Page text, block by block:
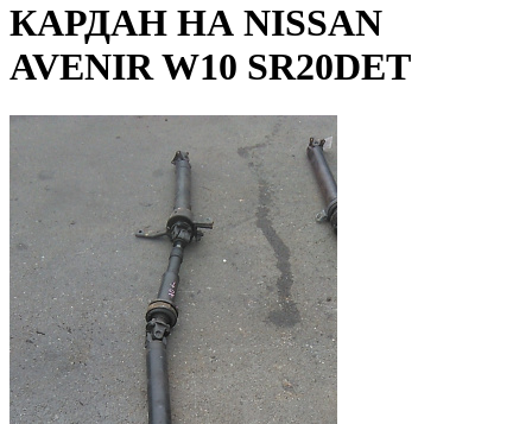
КАРДАН НА NISSAN
AVENIR W10 SR20DET